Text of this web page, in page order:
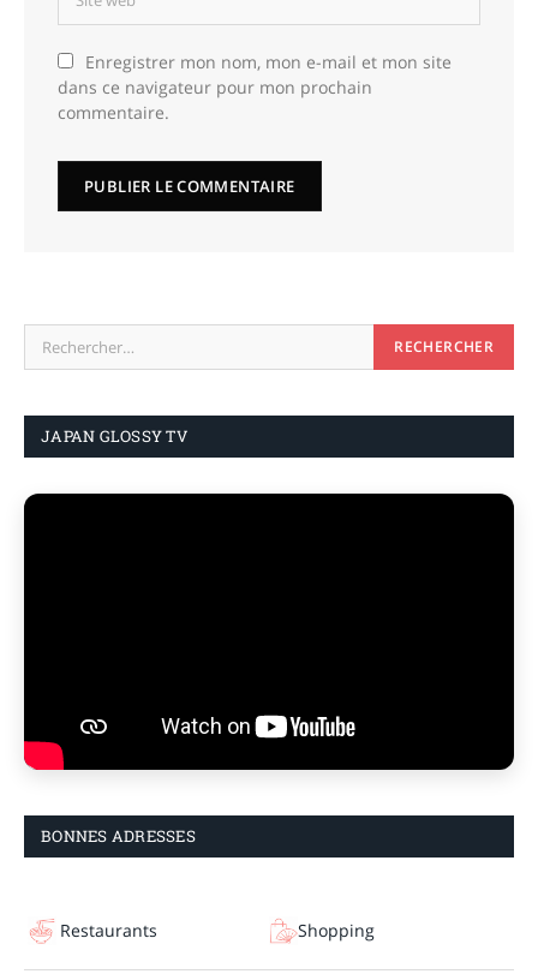
Enregistrer mon nom, mon e-mail et mon site
dans ce navigateur pour mon prochain
commentaire.
JAPAN GLOSSY TV
BONNES ADRESSES
Restaurants Shopping